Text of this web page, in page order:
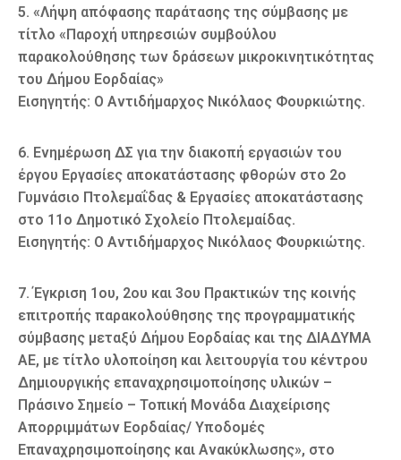
5. «Λήψη απόφασης παράτασης της σύμβασης με
τίτλο «Παροχή υπηρεσιών συμβούλου
παρακολούθησης των δράσεων μικροκινητικότητας
του Δήμου Εορδαίας»
Εισηγητής: Ο Αντιδήμαρχος Νικόλαος Φουρκιώτης.
6. Ενημέρωση ΔΣ για την διακοπή εργασιών του
έργου Εργασίες αποκατάστασης φθορών στο 2ο
Γυμνάσιο Πτολεμαΐδας & Εργασίες αποκατάστασης
στο 11ο Δημοτικό Σχολείο Πτολεμαίδας.
Εισηγητής: Ο Αντιδήμαρχος Νικόλαος Φουρκιώτης.
7. Έγκριση 1ου, 2ου και 3ου Πρακτικών της κοινής
επιτροπής παρακολούθησης της προγραμματικής
σύμβασης μεταξύ Δήμου Εορδαίας και της ΔΙΑΔΥΜΑ
ΑΕ, με τίτλο υλοποίηση και λειτουργία του κέντρου
Δημιουργικής επαναχρησιμοποίησης υλικών –
Πράσινο Σημείο – Τοπική Μονάδα Διαχείρισης
Απορριμμάτων Εορδαίας/ Υποδομές
Επαναχρησιμοποίησης και Ανακύκλωσης», στο